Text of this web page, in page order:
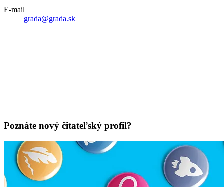
E-mail
grada@grada.sk
Poznáte nový čitateľský profil?